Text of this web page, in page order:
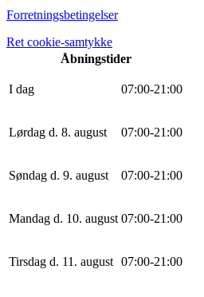
Forretningsbetingelser
Ret cookie-samtykke
Åbningstider
I dag 07:00-21 :00
Lørdag d. 8. august 07:00-21 :00
Søndag d. 9. august 07:00-21 :00
Mandag d. 10. august 07:00-21 :00
Tirsdag d. 11. august 07:00-21 :00